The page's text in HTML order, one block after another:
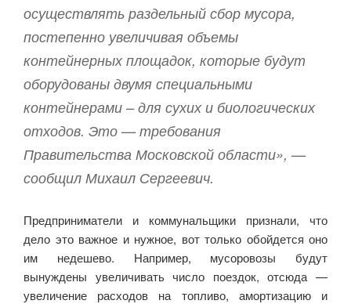
осуществлять раздельный сбор мусора,
постепенно увеличивая объемы
контейнерных площадок, которые будут
оборудованы двумя специальными
контейнерами – для сухих и биологических
отходов. Это — требования
Правительства Московской области», —
сообщил Михаил Сергеевич.
Предприниматели и коммунальщики признали, что
дело это важное и нужное, вот только обойдется оно
им недешево. Например, мусоровозы будут
вынуждены увеличивать число поездок, отсюда —
увеличение расходов на топливо, амортизацию и